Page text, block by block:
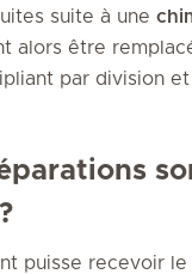
suite à une
alors être
par division
puisse recevoir le